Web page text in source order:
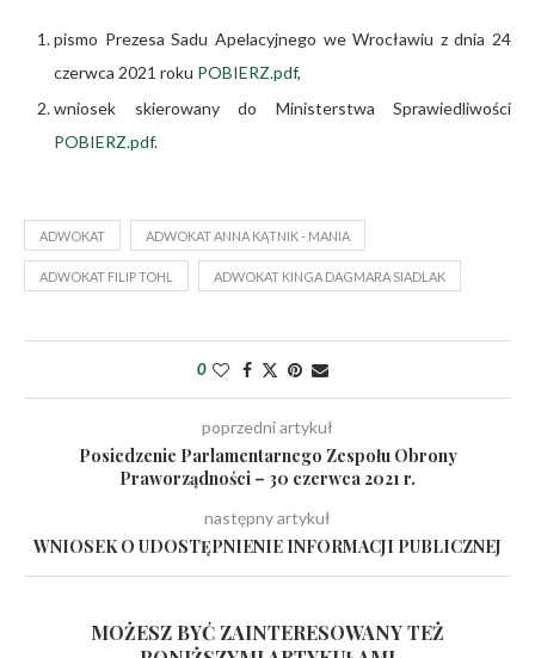
pismo Prezesa Sadu Apelacyjnego we Wrocławiu z dnia 24
czerwca 2021 roku POBIERZ.pdf,
wniosek skierowany do Ministerstwa Sprawiedliwości
POBIERZ.pdf.
ADWOKAT ADWOKAT ANNA KĄTNIK - MANIA
ADWOKAT FILIP TOHL ADWOKAT KINGA DAGMARA SIADLAK
0
poprzedni artykuł
Posiedzenie Parlamentarnego Zespołu Obrony
Praworządności – 30 czerwca 2021 r.
następny artykuł
WNIOSEK O UDOSTĘPNIENIE INFORMACJI PUBLICZNEJ
MOŻESZ BYĆ ZAINTERESOWANY TEŻ